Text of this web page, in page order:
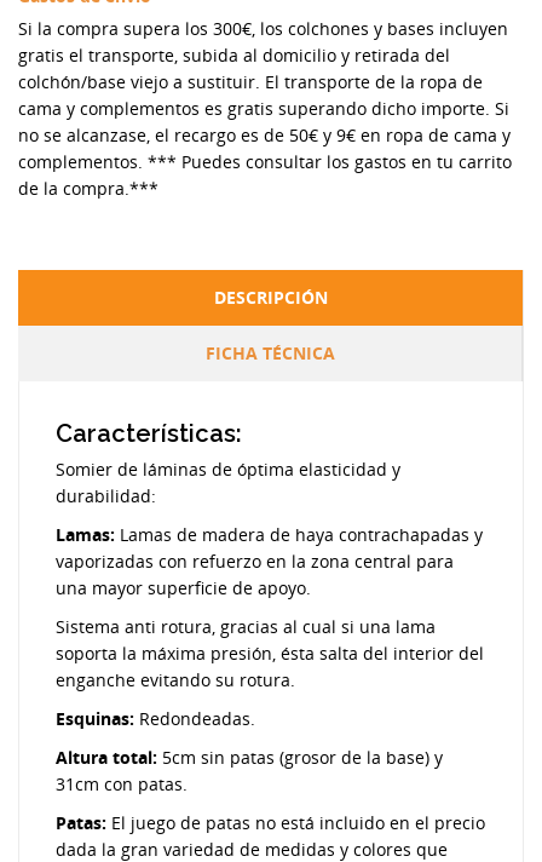
Si la compra supera los 300€, los colchones y bases incluyen
gratis el transporte, subida al domicilio y retirada del
colchón/base viejo a sustituir. El transporte de la ropa de
cama y complementos es gratis superando dicho importe. Si
no se alcanzase, el recargo es de 50€ y 9€ en ropa de cama y
complementos. *** Puedes consultar los gastos en tu carrito
de la compra.***
DESCRIPCIÓN
FICHA TÉCNICA
Características:
Somier de láminas de óptima elasticidad y
durabilidad:
Lamas: Lamas de madera de haya contrachapadas y
vaporizadas con refuerzo en la zona central para
una mayor superficie de apoyo.
Sistema anti rotura, gracias al cual si una lama
soporta la máxima presión, ésta salta del interior del
enganche evitando su rotura.
Esquinas: Redondeadas.
Altura total: 5cm sin patas (grosor de la base) y
31cm con patas.
Patas: El juego de patas no está incluido en el precio
dada la gran variedad de medidas y colores que